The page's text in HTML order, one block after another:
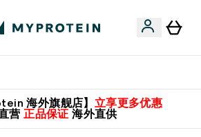
海外旗舰店】 立享更多优惠
营 正品保证 海外直供